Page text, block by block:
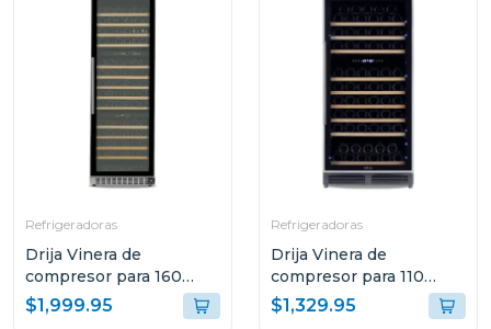
Refrigeradoras
Drija Vinera de
compresor para 160
botellas lambrusco 160
$1,999.95
Refrigeradoras
Drija Vinera de
compresor para 110
botellas dolce 110
$1,329.95